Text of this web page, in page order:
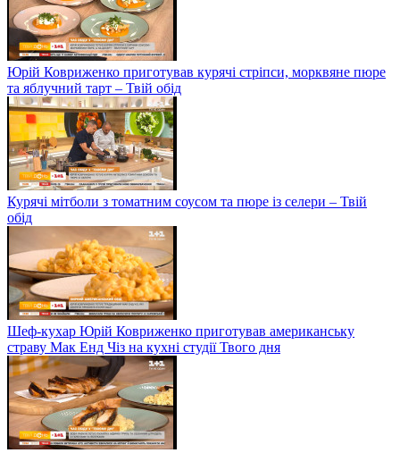
Юрій Ковриженко приготував курячі стріпси, морквяне пюре
та яблучний тарт – Твій обід
Курячі мітболи з томатним соусом та пюре із селери – Твій
обід
Шеф-кухар Юрій Ковриженко приготував американську
страву Мак Енд Чіз на кухні студії Твого дня